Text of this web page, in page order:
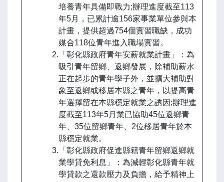
培養青年具備即戰力;辦理進度截至113
年5月，已累計逾156家事業單位參與本
計畫，提供超過754個實習職缺，成功
媒合118位青年進入職場實習。
2.「彰化縣政府青年安薪就業計畫」：為
吸引青年留鄉、返鄉發展，除補助薪水
正在起步的青年學子外，並擴大補助對
象至返鄉或移居本縣之青年，以提高青
年選擇留在本縣穩定就業之誘因;辦理進
度截至113年5月業已協助45位返鄉青
年、35位留鄉青年、2位移居青年於本
縣穩定就業。
3.「彰化縣政府促進縣籍青年留鄉返鄉就
業學貸免利息」：為減輕彰化縣青年就
學貸款之還款壓力及負擔，給予精神上